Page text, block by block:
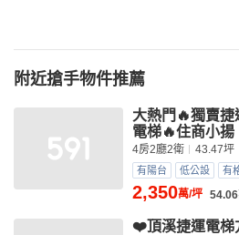
附近搶手物件推薦
大熱門🔥獨賣
電梯🔥住商小揚
4房2廳2衛 43.47坪
有陽台 低公設 有
2,350萬/坪 54.06
❤️頂溪捷運電梯